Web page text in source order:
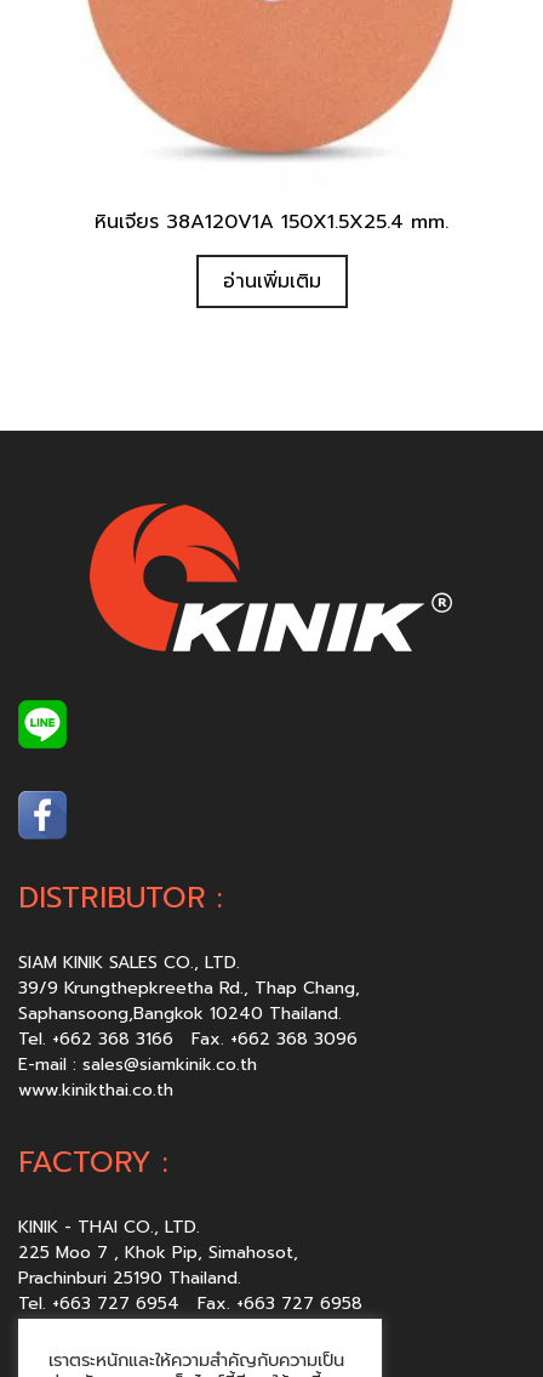
หินเจียร 38A120V1A 150X1.5X25.4 mm.
อ่านเพิ่มเติม
DISTRIBUTOR :
SIAM KINIK SALES CO., LTD.
39/9 Krungthepkreetha Rd., Thap Chang,
Saphansoong,Bangkok 10240 Thailand.
Tel. +662 368 3166 Fax. +662 368 3096
E-mail : sales@siamkinik.co.th
www.kinikthai.co.th
FACTORY :
KINIK - THAI CO., LTD.
225 Moo 7 , Khok Pip, Simahosot,
Prachinburi 25190 Thailand.
Tel. +663 727 6954 Fax. +663 727 6958
www.kinikthai.co.th
เราตระหนักและให้ความสำคัญกับความเป็น